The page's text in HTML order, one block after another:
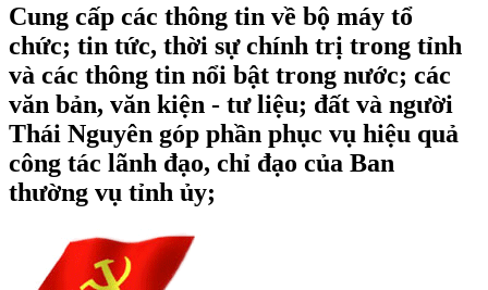
Cung cấp các thông tin về bộ máy tổ
chức; tin tức, thời sự chính trị trong tỉnh
và các thông tin nổi bật trong nước; các
văn bản, văn kiện - tư liệu; đất và người
Thái Nguyên góp phần phục vụ hiệu quả
công tác lãnh đạo, chỉ đạo của Ban
thường vụ tỉnh ủy;